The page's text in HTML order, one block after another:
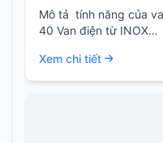
Mô tả tính năng của
40 Van điện từ INOX…
Xem chi tiết